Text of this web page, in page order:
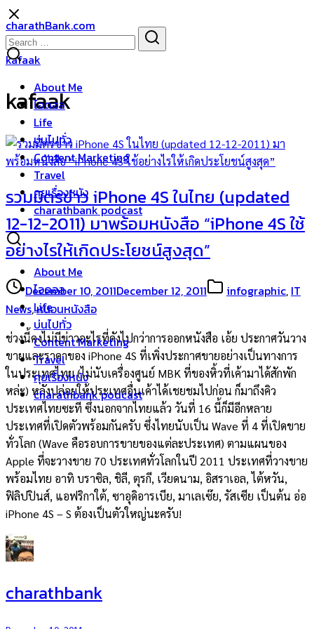
Skip
to
content
charathBank.com
About Me
ไอดอล
Life
บ่นไปทั่ว
Content Marketing
Travel
คุยเรื่องหนัง
charathbank podcast
About Me
ไอดอล
Life
บ่นไปทั่ว
Content Marketing
Travel
คุยเรื่องหนัง
charathbank podcast
Search
for:
kafaak
kafaak
รวมมิตรข่าว iPhone 4S ในไทย (updated
12-12-2011) มาพร้อมหนังสือ “iPhone 4S ใช้
อย่างไรให้เกิดประโยชน์สูงสุด”
December 10, 2011December 12, 2011 infographic, IT
News,หนอนหนังสือ
ช่วงนี้คงไม่มีข่าวอะไรที่ดังไปกว่าการออกหนังสือ เอ้ย ประกาศวันวาง
ขายและราคาของ iPhone 4S ที่เพิ่งประกาศขายอย่างเป็นทางการ
ในประเทศไทย (ไม่นับเครื่องศูนย์ MBK ที่ของหิ้วที่เค้ามาได้สักพัก
หล่ะ) หลังปล่อยให้ประเทศอื่นเค้าได้เชยชมไปก่อน ก็มาถึงคิว
ประเทศไทยซะที ซึ่งนอกจากไทยแล้ว วันที่ 16 นี้ก็มีอีกหลาย
ประเทศที่เปิดตัวพร้อมกันครับ ซึ่งไทยนับเป็น Wave ที่ 4 ที่เปิดขาย
ทั่วโลก (Wave คือรอบการขายของแต่ละประเทศ) ตามแผนของ
Apple ที่จะวางขาย 70 ประเทศทั่วโลกในปี 2011 ประเทศที่วางขาย
พร้อมไทย อาทิ บราซิล, ชิลี, ตุรกี, เวียดนาม, อิสราเอล, ไต้หวัน,
ฟิลิปปินส์, แอฟริกาใต้, ซาอุดิอารเบีย, มาเลเซ๊ย, รัสเซีย เป็นต้น อ่อ
iPhone 4S – S ต้องเป็นตัวใหญ่นะครับ!
charathbank